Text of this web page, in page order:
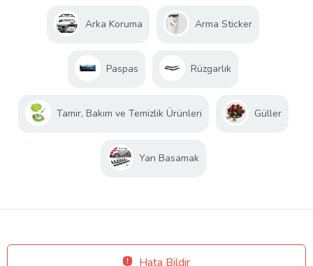
Arka Koruma Arma Sticker
Paspas Rüzgarlık
Tamir, Bakım ve Temizlik Ürünleri Güller
Yan Basamak
Hata Bildir